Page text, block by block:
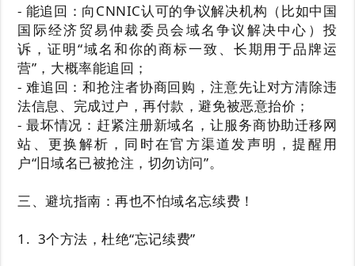
- 能追回：向CNNIC认可的争议解决机构（比如中国
国际经济贸易仲裁委员会域名争议解决中心）投
诉，证明“域名和你的商标一致、长期用于品牌运
营”，大概率能追回；
- 难追回：和抢注者协商回购，注意先让对方清除违
法信息、完成过户，再付款，避免被恶意抬价；
- 最坏情况：赶紧注册新域名，让服务商协助迁移网
站、更换解析，同时在官方渠道发声明，提醒用
户“旧域名已被抢注，切勿访问”。
三、避坑指南：再也不怕域名忘续费！
1. 3个方法，杜绝“忘记续费”